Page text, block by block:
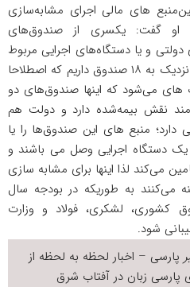
های مالی اجرای مشابه‌سازی
او گفت: یکسری از صندوق‌های
و یا دستگاه‌های اجرایی مربوط
به خودشان وصل می باشند؛ الان نزدیک به ۱۸ صندوق داریم که اصطلاحا
های می‌شود که اینها صندوق‌های دو
نقش بیمه‌شده دارد و دولت هم
منبع های این صندوق‌ها را یا
یک دستگاه اجرایی وصل می باشند و
می‌کند لذا اینها برای مشابه سازی
می‌کنند به طوریکه در بودجه سال
همت برای ۴ صندوق کشوری، لشکری، فولاد و وزارت
شود.
پارسی – اخبار لحظه به لحظه از
پارسی زبان درآفتاب شرق